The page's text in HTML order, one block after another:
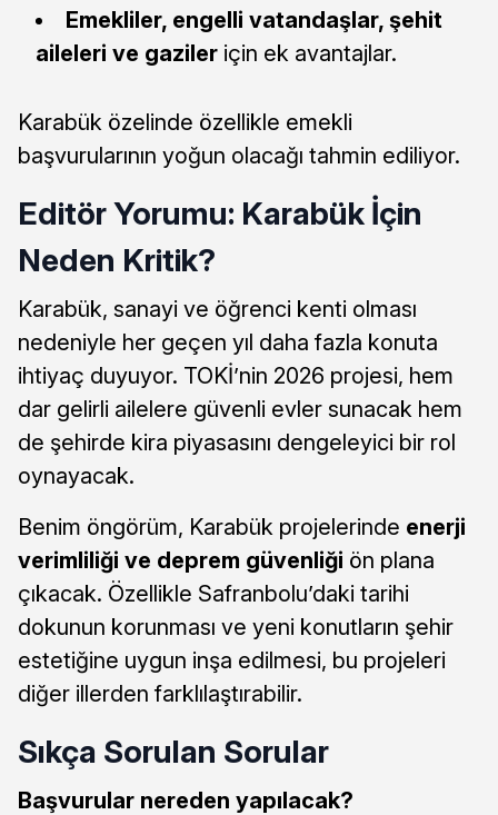
Emekliler, engelli vatandaşlar, şehit
aileleri ve gaziler için ek avantajlar.
Karabük özelinde özellikle emekli
başvurularının yoğun olacağı tahmin ediliyor.
Editör Yorumu: Karabük İçin
Neden Kritik?
Karabük, sanayi ve öğrenci kenti olması
nedeniyle her geçen yıl daha fazla konuta
ihtiyaç duyuyor. TOKİ’nin 2026 projesi, hem
dar gelirli ailelere güvenli evler sunacak hem
de şehirde kira piyasasını dengeleyici bir rol
oynayacak.
Benim öngörüm, Karabük projelerinde enerji
verimliliği ve deprem güvenliği ön plana
çıkacak. Özellikle Safranbolu’daki tarihi
dokunun korunması ve yeni konutların şehir
estetiğine uygun inşa edilmesi, bu projeleri
diğer illerden farklılaştırabilir.
Sıkça Sorulan Sorular
Başvurular nereden yapılacak?